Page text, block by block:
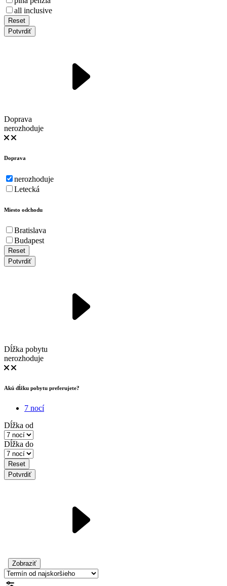
all inclusive
Reset
Potvrdiť
Doprava
nerozhoduje
Doprava
nerozhoduje
Letecká
Miesto odchodu
Bratislava
Budapest
Reset
Potvrdiť
Dĺžka pobytu
nerozhoduje
Akú dĺžku pobytu preferujete?
7 nocí
Dĺžka od
Dĺžka do
Reset
Potvrdiť
Zobraziť